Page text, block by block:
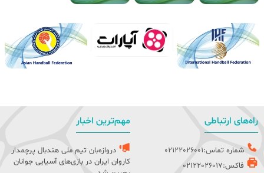
راه‌های ارتباطی
شماره تماس:02122026001
فاکس:02122026017
مهم‌ترین اخبار
دروازه‌بان تیم ملی هندبال پرچمدار
کاروان ایران در بازی‌های آسیایی جوانان